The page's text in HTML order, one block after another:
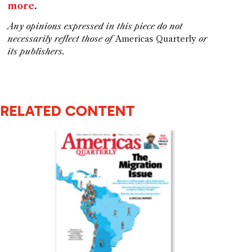
more.
Any opinions expressed in this piece do not
necessarily reflect those ofAmericas Quarterly or
its publishers.
RELATED CONTENT